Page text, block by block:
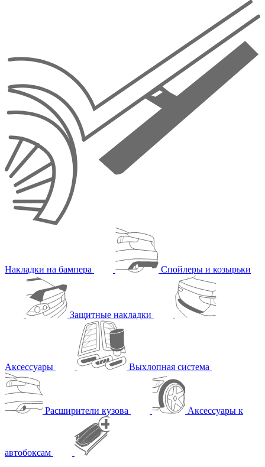
Накладки на бампера Спойлеры и козырьки
Защитные накладки
Аксессуары Выхлопная система
Расширители кузова Аксессуары к
автобоксам